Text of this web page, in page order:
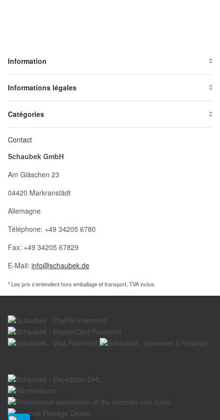
Information
Informations légales
Catégories
Contact
Schaubek GmbH
Am Gläschen 23
04420 Markranstädt
Allemagne
Téléphone: +49 34205 6780
Fax: +49 34205 67829
E-Mail: info@schaubek.de
* Les prix s'entendent hors emballage et transport, TVA inclus.